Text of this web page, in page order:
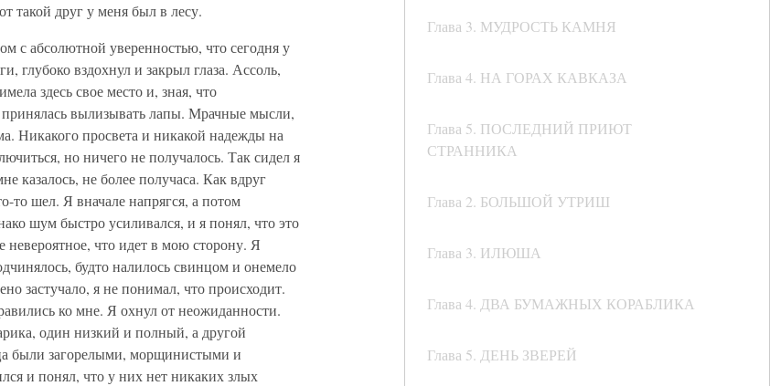
Глава 3. МУДРОСТЬ КАМНЯ
Глава 4. НА ГОРАХ КАВКАЗА
Глава 5. ПОСЛЕДНИЙ ПРИЮТ
СТРАННИКА
Глава 2. БОЛЬШОЙ УТРИШ
Глава 3. ИЛЮША
Глава 4. ДВА БУМАЖНЫХ КОРАБЛИКА
Глава 5. ДЕНЬ ЗВЕРЕЙ
такой друг у меня был в лесу.
с абсолютной уверенностью, что сегодня у
глубоко вздохнул и закрыл глаза. Ассоль,
здесь свое место и, зная, что
принялась вылизывать лапы. Мрачные мысли,
Никакого просвета и никакой надежды на
но ничего не получалось. Так сидел я
казалось, не более получаса. Как вдруг
то шел. Я вначале напрягся, а потом
шум быстро усиливался, и я понял, что это
что идет в мою сторону. Я
будто налилось свинцом и онемело
застучало, я не понимал, что происходит.
ко мне. Я охнул от неожиданности.
один низкий и полный, а другой
были загорелыми, морщинистыми и
и понял, что у них нет никаких злых